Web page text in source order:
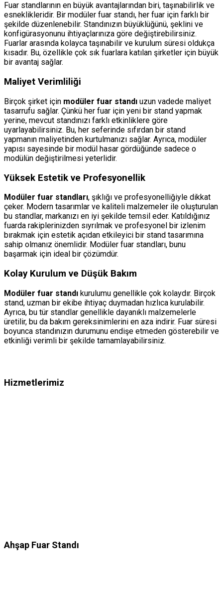
Fuar standlarının en büyük avantajlarından biri, taşınabilirlik ve
esneklikleridir. Bir modüler fuar standı, her fuar için farklı bir
şekilde düzenlenebilir. Standınızın büyüklüğünü, şeklini ve
konfigürasyonunu ihtiyaçlarınıza göre değiştirebilirsiniz.
Fuarlar arasında kolayca taşınabilir ve kurulum süresi oldukça
kısadır. Bu, özellikle çok sık fuarlara katılan şirketler için büyük
bir avantaj sağlar.
Maliyet Verimliliği
Birçok şirket için modüler fuar standı uzun vadede maliyet
tasarrufu sağlar. Çünkü her fuar için yeni bir stand yapmak
yerine, mevcut standınızı farklı etkinliklere göre
uyarlayabilirsiniz. Bu, her seferinde sıfırdan bir stand
yapmanın maliyetinden kurtulmanızı sağlar. Ayrıca, modüler
yapısı sayesinde bir modül hasar gördüğünde sadece o
modülün değiştirilmesi yeterlidir.
Yüksek Estetik ve Profesyonellik
Modüler fuar standları, şıklığı ve profesyonelliğiyle dikkat
çeker. Modern tasarımlar ve kaliteli malzemeler ile oluşturulan
bu standlar, markanızı en iyi şekilde temsil eder. Katıldığınız
fuarda rakiplerinizden sıyrılmak ve profesyonel bir izlenim
bırakmak için estetik açıdan etkileyici bir stand tasarımına
sahip olmanız önemlidir. Modüler fuar standları, bunu
başarmak için ideal bir çözümdür.
Kolay Kurulum ve Düşük Bakım
Modüler fuar standı kurulumu genellikle çok kolaydır. Birçok
stand, uzman bir ekibe ihtiyaç duymadan hızlıca kurulabilir.
Ayrıca, bu tür standlar genellikle dayanıklı malzemelerle
üretilir, bu da bakım gereksinimlerini en aza indirir. Fuar süresi
boyunca standınızın durumunu endişe etmeden gösterebilir ve
etkinliği verimli bir şekilde tamamlayabilirsiniz.
Hizmetlerimiz
Ahşap Fuar Standı